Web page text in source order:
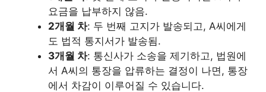
요금을 납부하지 않음.
2개월 차: 두 번째 고지가 발송되고, A씨에게
도 법적 통지서가 발송됨.
3개월 차: 통신사가 소송을 제기하고, 법원에
서 A씨의 통장을 압류하는 결정이 나면, 통장
에서 차감이 이루어질 수 있습니다.